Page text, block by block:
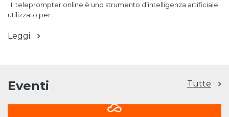
Il teleprompter online è uno strumento d’intelligenza artificiale
utilizzato per...
Leggi
Eventi Tutte